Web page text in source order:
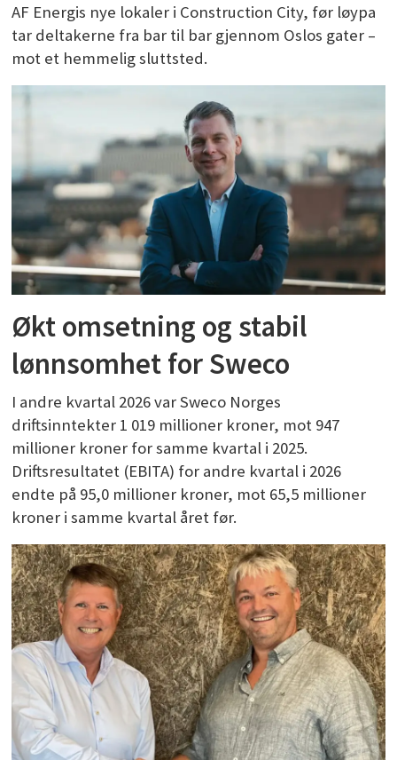
AF Energis nye lokaler i Construction City, før løypa
tar deltakerne fra bar til bar gjennom Oslos gater –
mot et hemmelig sluttsted.
Økt omsetning og stabil
lønnsomhet for Sweco
I andre kvartal 2026 var Sweco Norges
driftsinntekter 1 019 millioner kroner, mot 947
millioner kroner for samme kvartal i 2025.
Driftsresultatet (EBITA) for andre kvartal i 2026
endte på 95,0 millioner kroner, mot 65,5 millioner
kroner i samme kvartal året før.